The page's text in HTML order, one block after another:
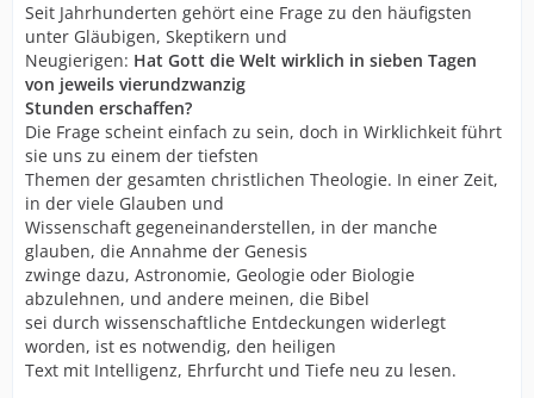
Seit Jahrhunderten gehört eine Frage zu den häufigsten
unter Gläubigen, Skeptikern und
Neugierigen: Hat Gott die Welt wirklich in sieben Tagen
von jeweils vierundzwanzig
Stunden erschaffen?
Die Frage scheint einfach zu sein, doch in Wirklichkeit führt
sie uns zu einem der tiefsten
Themen der gesamten christlichen Theologie. In einer Zeit,
in der viele Glauben und
Wissenschaft gegeneinanderstellen, in der manche
glauben, die Annahme der Genesis
zwinge dazu, Astronomie, Geologie oder Biologie
abzulehnen, und andere meinen, die Bibel
sei durch wissenschaftliche Entdeckungen widerlegt
worden, ist es notwendig, den heiligen
Text mit Intelligenz, Ehrfurcht und Tiefe neu zu lesen.